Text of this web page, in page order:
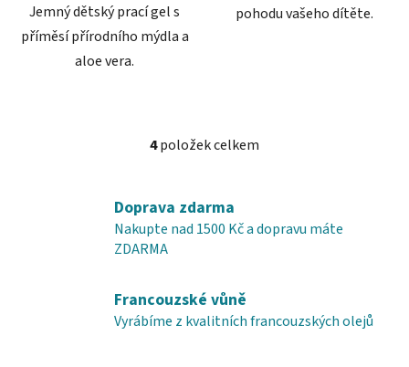
Jemný dětský prací gel s
příměsí přírodního mýdla a
aloe vera.
pohodu vašeho dítěte.
O
á
d
í
p
4položek celkem
Doprava zdarma
Nakupte nad 1500 Kč a dopravu máte
ZDARMA
Francouzské vůně
Vyrábíme z kvalitních francouzských olejů